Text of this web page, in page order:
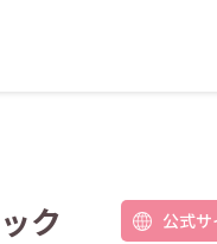
ク
公式